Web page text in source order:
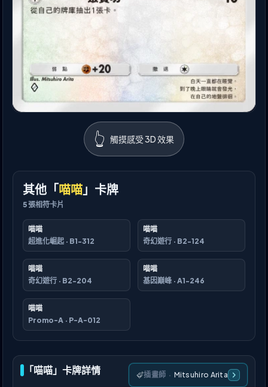
👆 觸摸感受 3D 效果
其他「喵喵 」卡牌
5張相符卡片
喵喵
超進化崛起 · B1-312
喵喵
奇幻遊行 · B2-124
喵喵
奇幻遊行 · B2-204
喵喵
基因巔峰 · A1-246
喵喵
Promo-A · P-A-012
「喵喵」卡牌詳情 插畫師 · Mitsuhiro Arita